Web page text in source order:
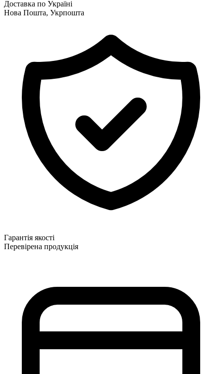
Доставка по Україні
Нова Пошта, Укрпошта
Гарантія якості
Перевірена продукція